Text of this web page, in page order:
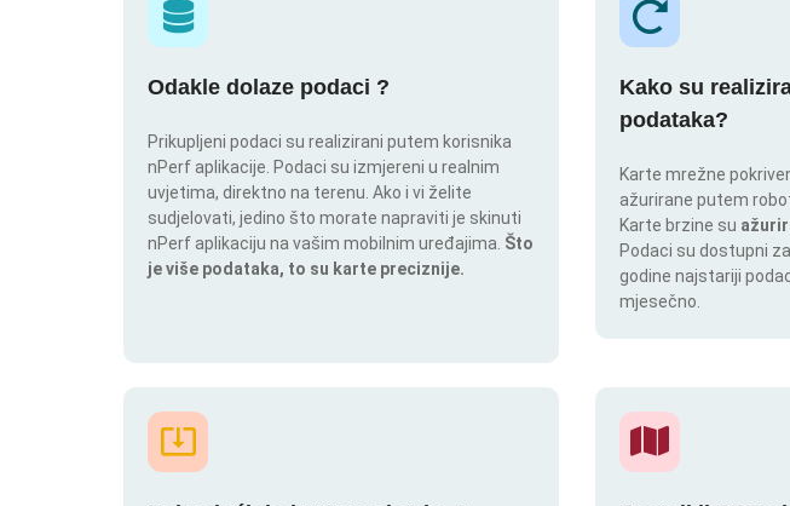
Odakle dolaze podaci ?
Prikupljeni podaci su realizirani putem korisnika
nPerf aplikacije. Podaci su izmjereni u realnim
uvjetima, direktno na terenu. Ako i vi želite
sudjelovati, jedino što morate napraviti je skinuti
nPerf aplikaciju na vašim mobilnim uređajima. Što
je više podataka, to su karte preciznije.
Kako su
podataka?
Karte mrežne
ažurirane putem
Karte brzine su
Podaci su dostupni
godine najstariji
mjesečno.